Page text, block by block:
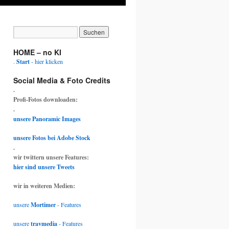
HOME – no KI
. Start- hier klicken
Social Media & Foto Credits
.
Profi-Fotos downloaden:
.
unsere Panoramic Images
unsere Fotos bei Adobe Stock
.
wir twittern unsere Features:
hier sind unsere Tweets
wir in weiteren Medien:
unsereMortimer- Features
unseretravmedia- Features